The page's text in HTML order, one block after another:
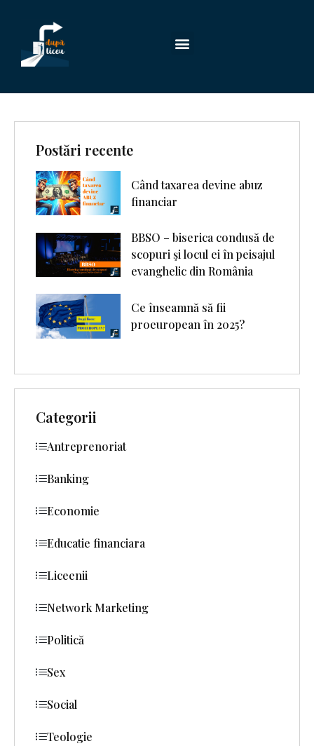
Postări recente
Când taxarea devine abuz
financiar
BBSO – biserica condusă de
scopuri şi locul ei în peisajul
evanghelic din România
Ce înseamnă să fii
proeuropean în 2025?
Categorii
Antreprenoriat
Banking
Economie
Educatie financiara
Liceenii
Network Marketing
Politică
Sex
Social
Teologie